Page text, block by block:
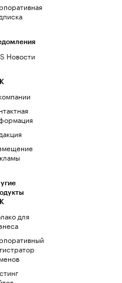
Новости
для